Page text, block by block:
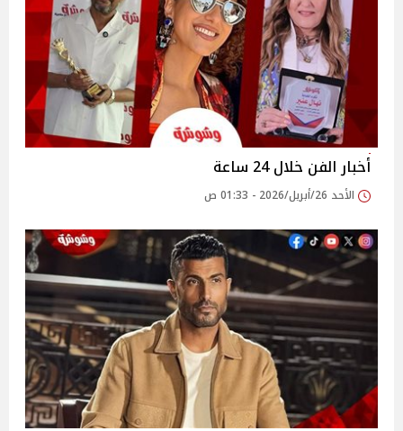
أخبار الفن خلال 24 ساعة
الأحد 26/أبريل/2026 - 01:33 ص